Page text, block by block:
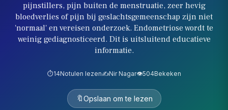
pijnstillers, pijn buiten de menstruatie, zeer hevig
bloedverlies of pijn bij geslachtsgemeenschap zijn niet
'normaal' en vereisen onderzoek. Endometriose wordt te
weinig gediagnosticeerd. Dit is uitsluitend educatieve
informatie.
⏱️14Notulen lezen✍️Nir Nagar👁️504Bekeken
🔖Opslaan om te lezen